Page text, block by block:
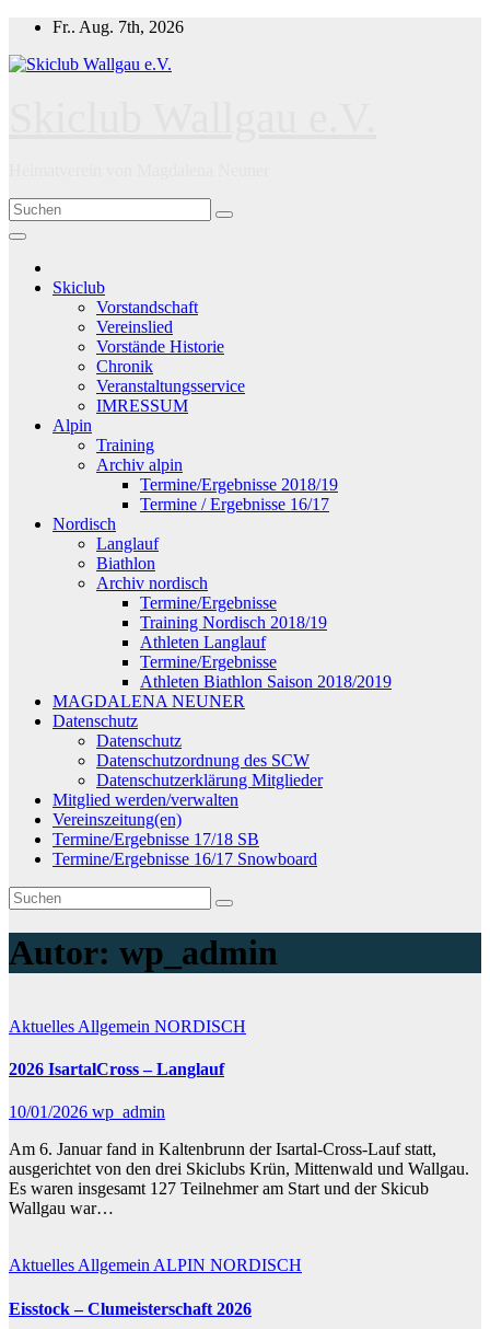
Zum
springen
Fr.. Aug. 7th, 2026
Skiclub
Vorstandschaft
Vereinslied
Vorstände Historie
Chronik
Veranstaltungsservice
IMRESSUM
Alpin
Training
Archiv alpin
Termine/Ergebnisse 2018/19
Termine / Ergebnisse 16/17
Nordisch
Langlauf
Biathlon
Archiv nordisch
Termine/Ergebnisse
Training Nordisch 2018/19
Athleten Langlauf
Termine/Ergebnisse
Athleten Biathlon Saison 2018/2019
MAGDALENA NEUNER
Datenschutz
Datenschutz
Datenschutzordnung des SCW
Datenschutzerklärung Mitglieder
Mitglied werden/verwalten
Vereinszeitung(en)
Termine/Ergebnisse 17/18 SB
Termine/Ergebnisse 16/17 Snowboard
Autor: wp_admin
Aktuelles Allgemein NORDISCH
2026 IsartalCross – Langlauf
10/01/2026 wp_admin
Am 6. Januar fand in Kaltenbrunn der Isartal-Cross-Lauf statt,
ausgerichtet von den drei Skiclubs Krün, Mittenwald und Wallgau.
Es waren insgesamt 127 Teilnehmer am Start und der Skicub
Wallgau war…
AktuellesAllgemeinALPIN NORDISCH
Eisstock – Clumeisterschaft 2026